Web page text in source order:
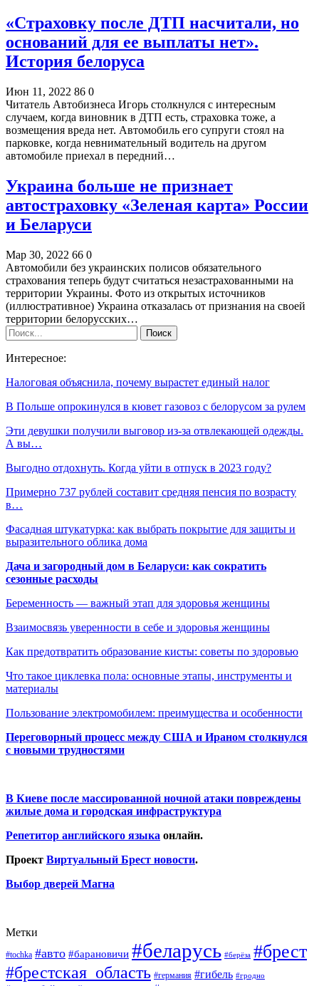
«Страховку после ДТП насчитали, но
оснований для ее выплаты нет».
История белоруса
Июн 11, 2022 86 0
Читатель Автобизнеса Игорь столкнулся с интересным
случаем, когда виновник в ДТП есть, страховка тоже, а
возмещения вреда нет. Автомобиль его супруги стоял на
парковке, когда невнимательный водитель на другом
автомобиле приехал в передний…
Украина больше не признает
автостраховку «Зеленая карта» России
и Беларуси
Мар 30, 2022 66 0
Автомобили без украинских полисов обязательного
страхования теперь будут считаться незастрахованными на
территории Украины. Фото из открытых источников
(иллюстративное) Украина отказалась от признания на своей
территории белорусских…
Интересное:
Налоговая объяснила, почему вырастет единый налог
В Польше опрокинулся в кювет газовоз с белорусом за рулем
Эти девушки получили выговор из-за отвлекающей одежды.
А вы…
Выгодно отдохнуть. Когда уйти в отпуск в 2023 году?
Примерно 737 рублей составит средняя пенсия по возрасту
в…
Фасадная штукатурка: как выбрать покрытие для защиты и
выразительного облика дома
Дача и загородный дом в Беларуси: как сократить
сезонные расходы
Беременность — важный этап для здоровья женщины
Взаимосвязь уверенности в себе и здоровья женщины
Как предотвратить образование кисты: советы по здоровью
Что такое циклевка пола: основные этапы, инструменты и
материалы
Пользование электромобилем: преимущества и особенности
Переговорный процесс между США и Ираном столкнулся
с новыми трудностями
В Киеве после массированной ночной атаки повреждены
жилые дома и городская инфраструктура
Репетитор английского языка онлайн.
Проект Виртуальный Брест новости.
Выбор дверей Магна
Метки
#tochka #авто #барановичи #беларусь #берёза #брест
#брестская_область #германия #гибель #гродно